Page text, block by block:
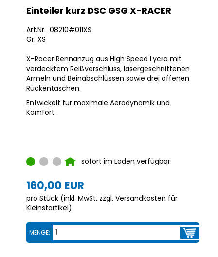
Einteiler kurz DSC GSG X-RACER
Art.Nr. 08210#011XS
Gr. XS
X-Racer Rennanzug aus High Speed Lycra mit
verdecktem Reißverschluss, lasergeschnittenen
Ärmeln und Beinabschlüssen sowie drei offenen
Rückentaschen.
Entwickelt für maximale Aerodynamik und
Komfort.
sofort im Laden verfügbar
160,00 EUR
pro Stück (inkl. MwSt. zzgl. Versandkosten für
Kleinstartikel)
MENGE: